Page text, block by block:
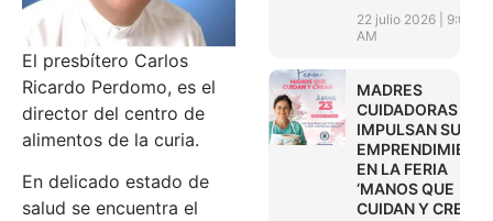
El presbítero Carlos
Ricardo Perdomo, es el
director del centro de
alimentos de la curia.
En delicado estado de
salud se encuentra el
22 julio 2026
9:01
AM
MADRES
CUIDADORAS
IMPULSAN SUS
EN LA FERIA
‘MANOS QUE
CUIDAN Y CREAN’